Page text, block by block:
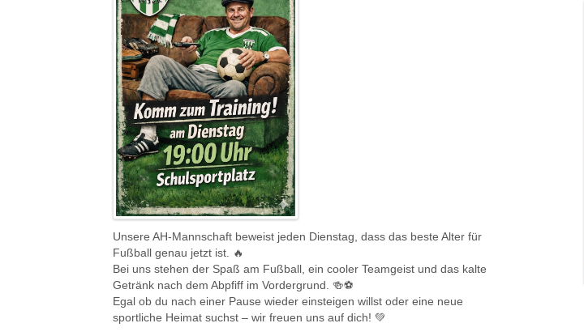
Unsere AH-Mannschaft beweist jeden Dienstag, dass das beste Alter für
Fußball genau jetzt ist. 🔥
Bei uns stehen der Spaß am Fußball, ein cooler Teamgeist und das kalte
Getränk nach dem Abpfiff im Vordergrund. 🍻⚽️
Egal ob du nach einer Pause wieder einsteigen willst oder eine neue
sportliche Heimat suchst – wir freuen uns auf dich! 💚